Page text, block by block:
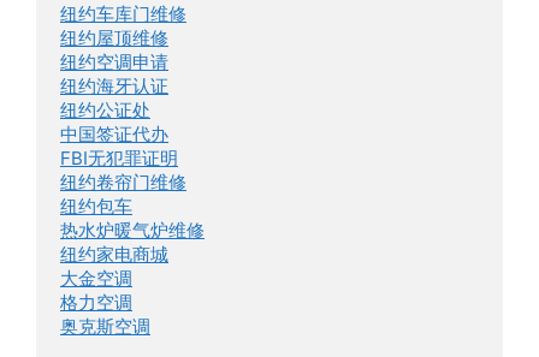
纽约车库门维修
纽约屋顶维修
纽约空调申请
纽约海牙认证
纽约公证处
中国签证代办
FBI无犯罪证明
纽约卷帘门维修
纽约包车
热水炉暖气炉维修
纽约家电商城
大金空调
格力空调
奥克斯空调